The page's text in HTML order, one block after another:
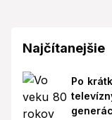
Najčítanejšie
Po